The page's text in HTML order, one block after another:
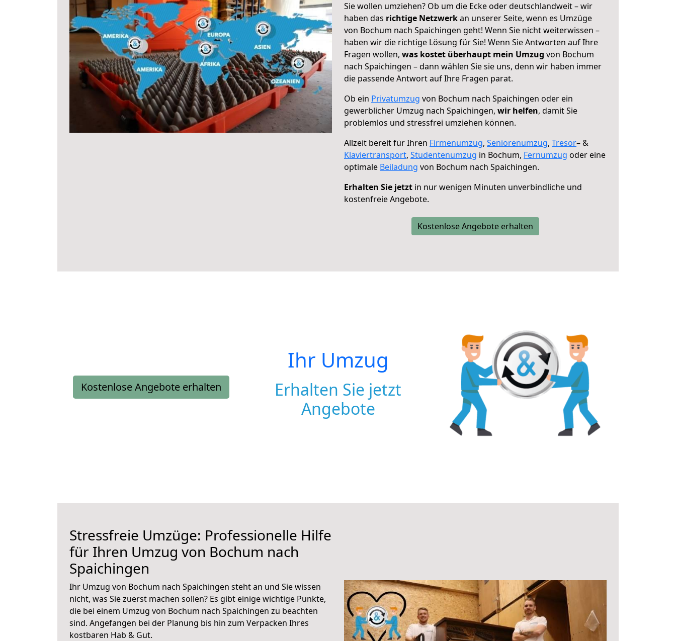
Sie wollen umziehen? Ob um die Ecke oder deutschlandweit – wir
haben das richtige Netzwerkan unserer Seite, wenn es Umzüge
von Bochum nach Spaichingen geht! Wenn Sie nicht weiterwissen –
haben wir die richtige Lösung für Sie! Wenn Sie Antworten auf Ihre
Fragen wollen, was kostet überhaupt mein Umzug von Bochum
nach Spaichingen – dann wählen Sie sie uns, denn wir haben immer
die passende Antwort auf Ihre Fragen parat.
Ob ein Privatumzug von Bochum nach Spaichingen oder ein
gewerblicher Umzug nach Spaichingen, wir helfen, damit Sie
problemlos und stressfrei umziehen können.
Allzeit bereit für Ihren Firmenumzug, Seniorenumzug, Tresor– &
Klaviertransport, Studentenumzug in Bochum, Fernumzug oder eine
optimale Beiladung von Bochum nach Spaichingen.
Erhalten Sie jetzt in nur wenigen Minuten unverbindliche und
kostenfreie Angebote.
Kostenlose Angebote erhalten
Kostenlose Angebote erhalten
Ihr Umzug
Erhalten Sie jetzt
Angebote
Stressfreie Umzüge: Professionelle Hilfe
für Ihren Umzug von Bochum nach
Spaichingen
Ihr Umzug von Bochum nach Spaichingen steht an und Sie wissen
nicht, was Sie zuerst machen sollen? Es gibt einige wichtige Punkte,
die bei einem Umzug von Bochum nach Spaichingen zu beachten
sind. Angefangen bei der Planung bis hin zum Verpacken Ihres
kostbaren Hab & Gut.